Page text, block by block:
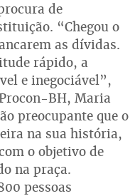
de
“Chegou o
as dívidas.
rápido, a
e inegociável”,
BH, Maria
preocupante que o
na sua história,
o objetivo de
na praça.
pessoas